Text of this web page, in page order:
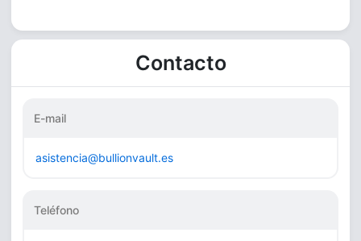
Contacto
E-mail
asistencia@bullionvault.es
Teléfono